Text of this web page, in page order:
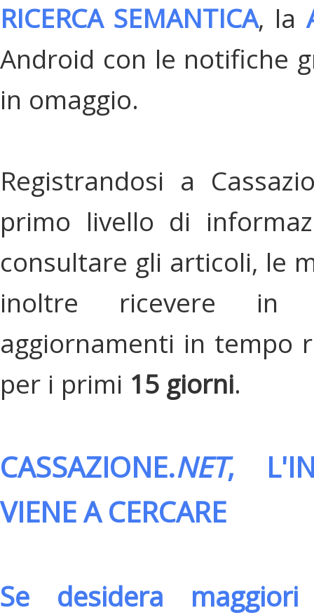
RICERCA SEMANTICA, la
Android con le notifiche
in omaggio.
Registrandosi a
primo livello di
consultare gli articoli, le
inoltre ricevere in
aggiornamenti in tempo
per i primi 15 giorni.
CASSAZIONE.NET,
VIENE A CERCARE
Se desidera